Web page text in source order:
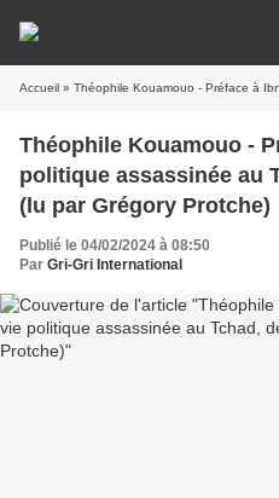
Accueil » Théophile Kouamouo - Préface à Ibni, une vie politique
Théophile Kouamouo -
politique assassinée au
(lu par Grégory Protche)
Publié le 04/02/2024 à 08:50
Par Gri-Gri International